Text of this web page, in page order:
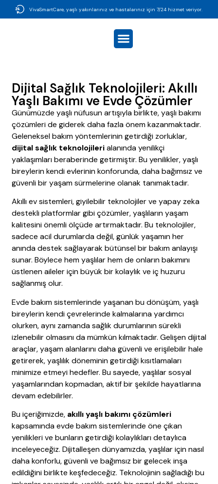
VivaSmartCare, yaşlı yakınlarınız ve hastalarınız için 7/24 hizmet veriyor.
Dijital Sağlık Teknolojileri: Akıllı
Yaşlı Bakımı ve Evde Çözümler
Günümüzde yaşlı nüfusun artışıyla birlikte, yaşlı bakımı
çözümleri de giderek daha fazla önem kazanmaktadır.
Geleneksel bakım yöntemlerinin getirdiği zorluklar,
dijital sağlık teknolojilerialanında yenilikçi
yaklaşımları beraberinde getirmiştir. Bu yenilikler, yaşlı
bireylerin kendi evlerinin konforunda, daha bağımsız ve
güvenli bir yaşam sürmelerine olanak tanımaktadır.
Akıllı ev sistemleri, giyilebilir teknolojiler ve yapay zeka
destekli platformlar gibi çözümler, yaşlıların yaşam
kalitesini önemli ölçüde artırmaktadır. Bu teknolojiler,
sadece acil durumlarda değil, günlük yaşamın her
anında destek sağlayarak bütünsel bir bakım anlayışı
sunar. Böylece hem yaşlılar hem de onların bakımını
üstlenen aileler için büyük bir kolaylık ve iç huzuru
sağlanmış olur.
Evde bakım sistemlerinde yaşanan bu dönüşüm, yaşlı
bireylerin kendi çevrelerinde kalmalarına yardımcı
olurken, aynı zamanda sağlık durumlarının sürekli
izlenebilir olmasını da mümkün kılmaktadır. Gelişen dijital
araçlar, yaşam alanlarını daha güvenli ve erişilebilir hale
getirerek, yaşlılık döneminin getirdiği kısıtlamaları
minimize etmeyi hedefler. Bu sayede, yaşlılar sosyal
yaşamlarından kopmadan, aktif bir şekilde hayatlarına
devam edebilirler.
Bu içeriğimizde, akıllı yaşlı bakımı çözümleri
kapsamında evde bakım sistemlerinde öne çıkan
yenilikleri ve bunların getirdiği kolaylıkları detaylıca
inceleyeceğiz. Dijitalleşen dünyamızda, yaşlılar için nasıl
daha konforlu, güvenli ve bağımsız bir gelecek inşa
edildiğini birlikte keşfedeceğiz. Teknolojinin sağladığı bu